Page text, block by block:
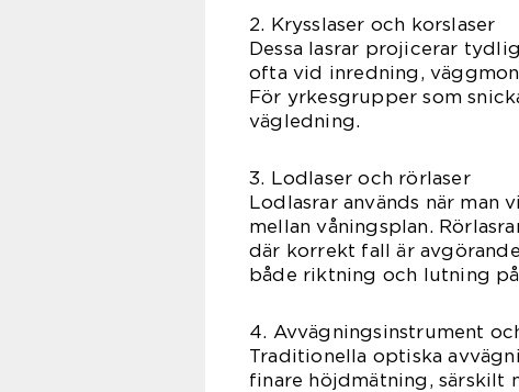
2. Krysslaser och korslaser
Dessa lasrar projicerar
ofta vid inredning,
För yrkesgrupper som
vägledning.
3. Lodlaser och rörlaser
Lodlasrar används när man
mellan våningsplan.
där korrekt fall är
både riktning och lutning
4. Avvägningsinstrument
Traditionella optiska
finare höjdmätning, särskilt